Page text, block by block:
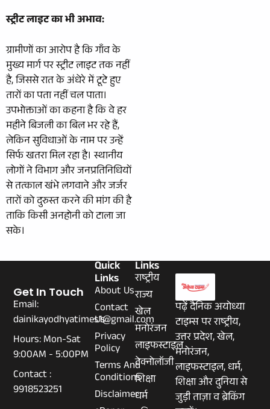
स्ट्रीट लाइट का भी अभाव:
ग्रामीणों का आरोप है कि गाँव के
मुख्य मार्ग पर स्ट्रीट लाइट तक नहीं
है, जिससे रात के अंधेरे में टूटे हुए
तारों का पता नहीं चल पाता।
उपभोक्ताओं का कहना है कि वे हर
महीने बिजली का बिल भर रहे हैं,
लेकिन सुविधाओं के नाम पर उन्हें
सिर्फ खतरा मिल रहा है। स्थानीय
लोगों ने विभाग और जनप्रतिनिधियों
से तत्काल खंभे लगवाने और जर्जर
तारों को दुरुस्त करने की मांग की है
ताकि किसी अनहोनी को टाला जा
सके।
पढ़ें दैनिक अयोध्या
टाइम्स पर राष्ट्रीय,
उत्तर प्रदेश, खेल,
मनोरंजन,
लाइफस्टाइल, धर्म,
शिक्षा और दुनिया से
जुड़ी ताज़ा व ब्रेकिंग
Links
राष्ट्रीय
राज्य
खेल
मनोरंजन
लाइफस्टाइल
टेक्नोलॉजी
शिक्षा
धर्म
Quick
Links
About Us
Contact
Us
Privacy
Policy
Terms And
Conditions
Disclaimer
Get In Touch
Email:
dainikayodhyatimes1@gmail.com
Hours: Mon-Sat
9:00AM - 5:00PM
Contact :
9918523251